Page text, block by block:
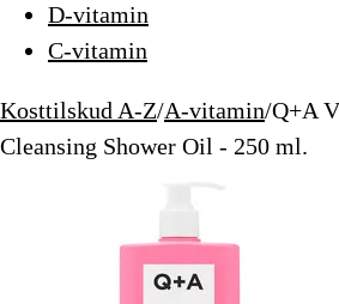
D-vitamin
C-vitamin
Kosttilskud A-Z/A-vitamin/Q+A
Cleansing Shower Oil - 250 ml.